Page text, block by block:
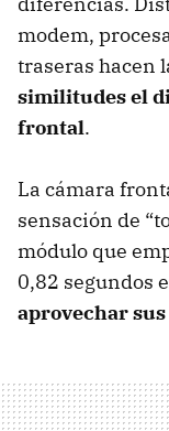
modem,
traseras hacen
similitudes el
frontal.
La cámara
sensación de
módulo que
0,82 segundos
aprovechar